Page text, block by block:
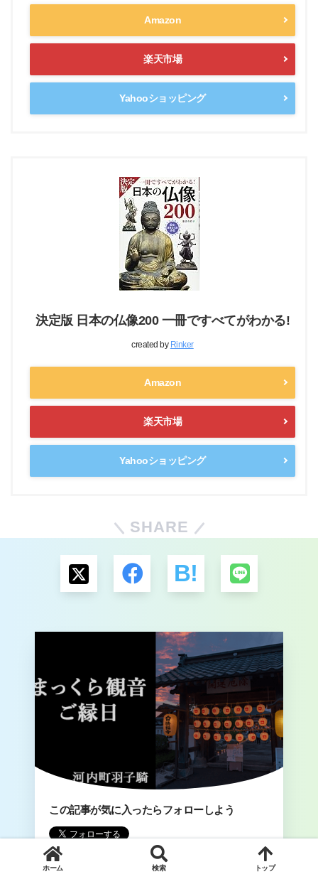
Amazon
楽天市場
Yahooショッピング
決定版 日本の仏像200 一冊ですべてがわかる!
created by Rinker
Amazon
楽天市場
Yahooショッピング
SHARE
この記事が気に入ったらフォローしよう
ホーム 検索 トップ